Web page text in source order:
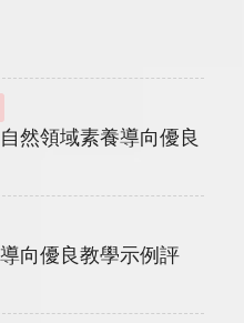
然領域素養導向優良
向優良教學示例評